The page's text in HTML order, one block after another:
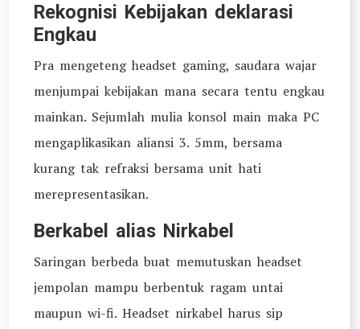
Rekognisi Kebijakan deklarasi
Engkau
Pra mengeteng headset gaming, saudara wajar
menjumpai kebijakan mana secara tentu engkau
mainkan. Sejumlah mulia konsol main maka PC
mengaplikasikan aliansi 3. 5mm, bersama
kurang tak refraksi bersama unit hati
merepresentasikan.
Berkabel alias Nirkabel
Saringan berbeda buat memutuskan headset
jempolan mampu berbentuk ragam untai
maupun wi-fi. Headset nirkabel harus sip